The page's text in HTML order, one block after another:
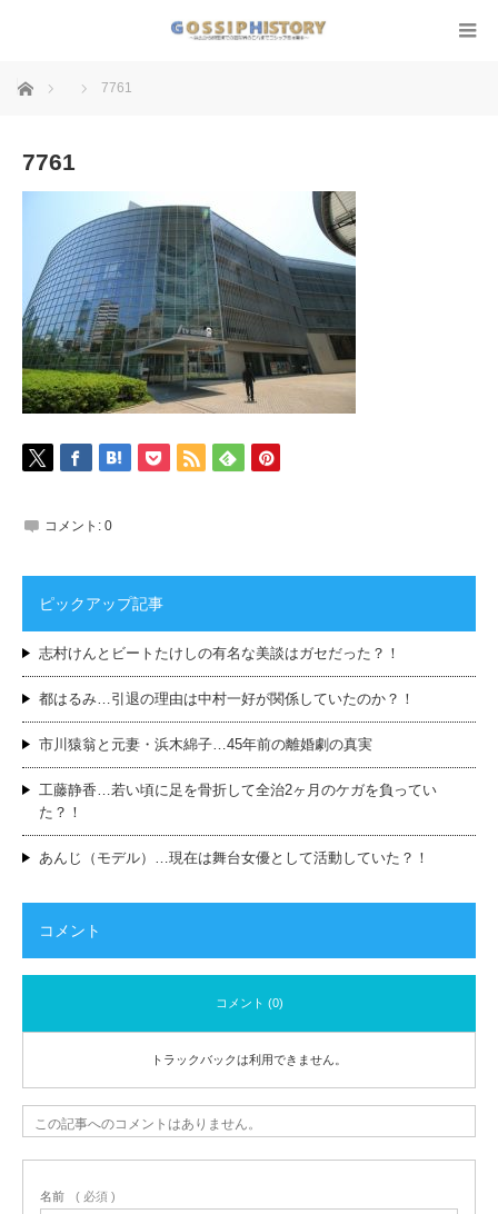
ホーム 7761
7761
コメント: 0
ピックアップ記事
志村けんとビートたけしの有名な美談はガセだった？！
都はるみ…引退の理由は中村一好が関係していたのか？！
市川猿翁と元妻・浜木綿子…45年前の離婚劇の真実
工藤静香…若い頃に足を骨折して全治2ヶ月のケガを負ってい
た？！
あんじ（モデル）…現在は舞台女優として活動していた？！
コメント
コメント (0)
トラックバックは利用できません。
この記事へのコメントはありません。
名前 ( 必須 )